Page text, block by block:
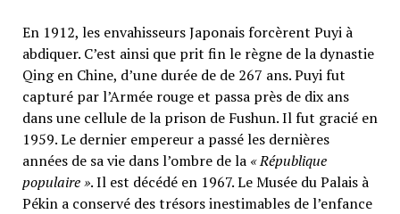
En 1912, les envahisseurs Japonais forcèrent Puyi à
abdiquer. C’est ainsi que prit fin le règne de la dynastie
Qing en Chine, d’une durée de de 267 ans. Puyi fut
capturé par l’Armée rouge et passa près de dix ans
dans une cellule de la prison de Fushun. Il fut gracié en
1959. Le dernier empereur a passé les dernières
années de sa vie dans l’ombre de la« République
populaire ». Il est décédé en 1967. Le Musée du Palais à
Pékin a conservé des trésors inestimables de l’enfance